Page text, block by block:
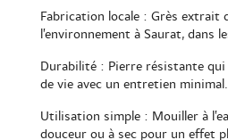
Fabrication locale : Grès extrait
l’environnement à Saurat, dans
Durabilité : Pierre résistante
de vie avec un entretien minimal.
Utilisation simple : Mouiller à
douceur ou à sec pour un effet